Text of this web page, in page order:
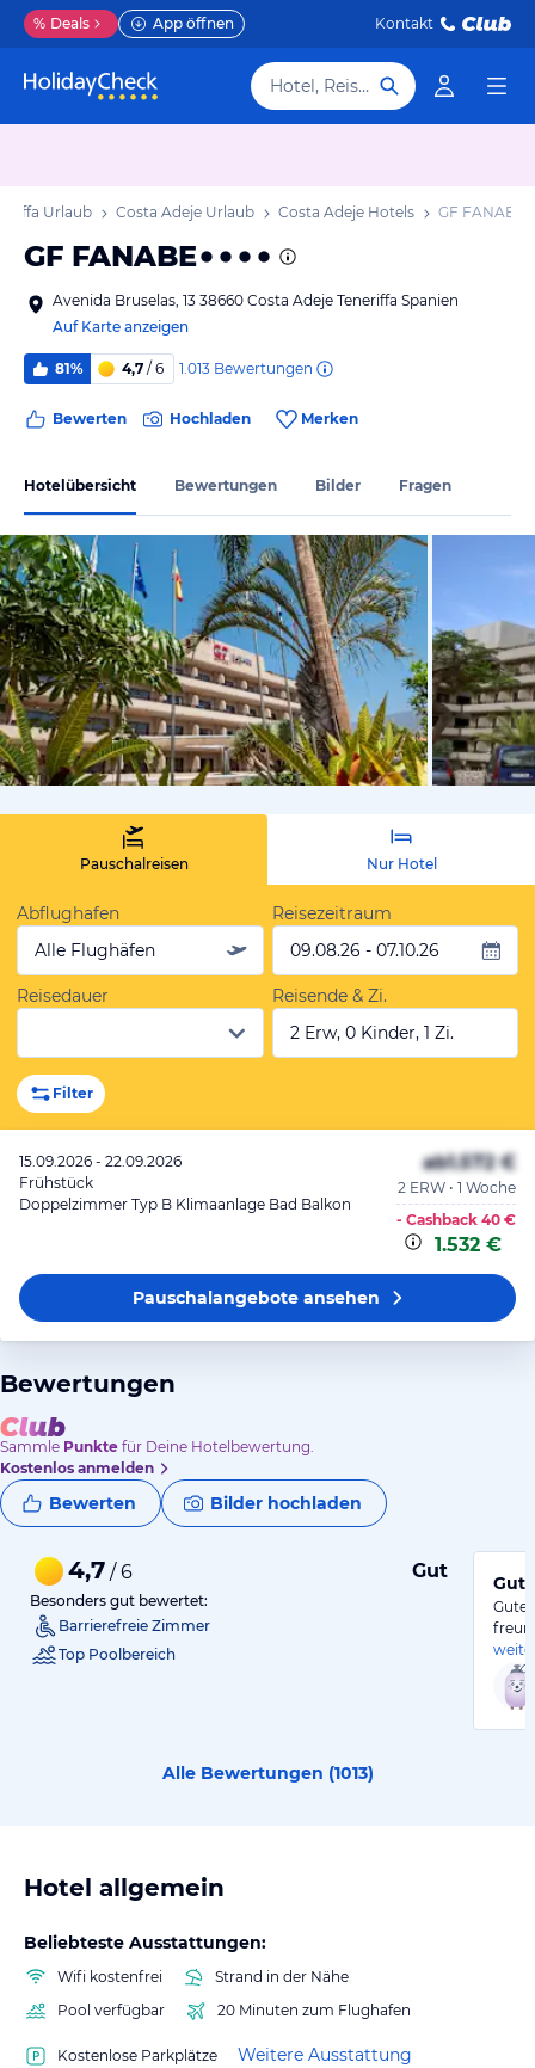
% Deals App öffnen Kontakt
Hotel, Reiseziel
Urlaub Costa Adeje Urlaub Costa Adeje Hotels GF FANABE
GF FANABE
Avenida Bruselas, 13 38660 Costa Adeje Teneriffa Spanien
Auf Karte anzeigen
81% 4,7 / 6 1.013 Bewertungen
Bewerten Hochladen Merken
Hotelübersicht Bewertungen Bilder Fragen
vom
Pauschalreisen Nur Hotel
Abflughafen
Alle Flughäfen
Reisezeitraum
09.08.26 - 07.10.26
Reisedauer
Reisende & Zi.
2 Erw, 0 Kinder, 1 Zi.
Filter
15.09.2026 - 22.09.2026
Frühstück
Doppelzimmer Typ B Klimaanlage Bad Balkon
ab1.572 €
2 ERW • 1 Woche
- Cashback 40 €
1.532 €
Pauschalangeboteansehen
Bewertungen
Sammle Punkte für Deine Hotelbewertung.
Kostenlos anmelden
Bewerten Bilder hochladen
4,7 / 6 Gut
Besonders gut bewertet:
Barrierefreie Zimmer
Top Poolbereich
Alle Bewertungen (1013)
Hotel allgemein
Beliebteste Ausstattungen:
Wifi kostenfrei
Strand in der Nähe
Pool verfügbar
20 Minuten zum Flughafen
Kostenlose Parkplätze Weitere Ausstattung